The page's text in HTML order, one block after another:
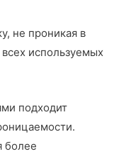
не проникая в
используемых
подходит
более